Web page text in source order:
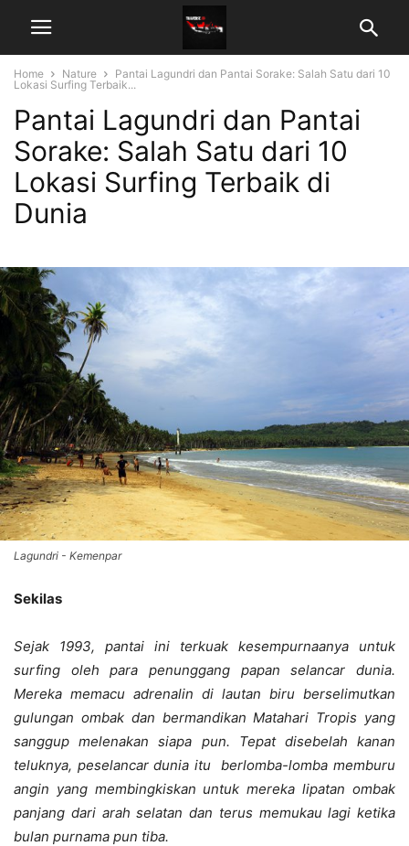
Home Nature
Pantai Lagundri dan Pantai Sorake: Salah Satu dari 10
Lokasi Surfing Terbaik...
Pantai Lagundri dan Pantai
Sorake: Salah Satu dari 10
Lokasi Surfing Terbaik di
Dunia
Lagundri - Kemenpar
Sekilas
Sejak 1993, pantai ini terkuak kesempurnaanya untuk
surfing oleh para penunggang papan selancar dunia.
Mereka memacu adrenalin di lautan biru berselimutkan
gulungan ombak dan bermandikan Matahari Tropis yang
sanggup melenakan siapa pun.
Tepat disebelah kanan
teluknya, peselancar dunia itu berlomba-lomba memburu
angin yang membingkiskan untuk mereka lipatan ombak
panjang dari arah selatan dan terus memukau lagi ketika
bulan purnama pun tiba.